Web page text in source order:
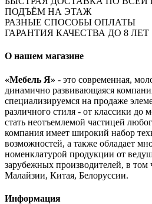
ПОДЪЁМ НА ЭТАЖ
РАЗНЫЕ СПОСОБЫ ОПЛАТЫ
ГАРАНТИЯ КАЧЕСТВА ДО 8 ЛЕТ
О нашем магазине
«Мебель Я» - это современная,
динамично развивающаяся
специализируемся на продаже
различного стиля - от классики до
стать неотъемлемой частицей
компания имеет широкий набор
возможностей, а также обладает
номенклатурой продукции от
зарубежных производителей, в
Малайзии, Китая, Белоруссии.
Информация